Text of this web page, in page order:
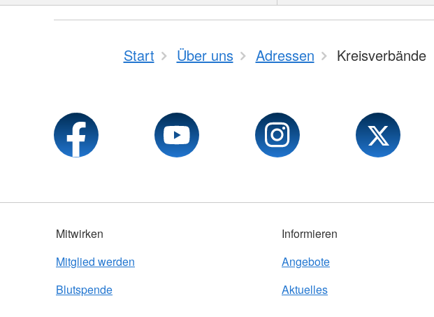
Start Über uns Adressen Kreisverbände
Mitwirken
Mitglied werden
Blutspende
Informieren
Angebote
Aktuelles